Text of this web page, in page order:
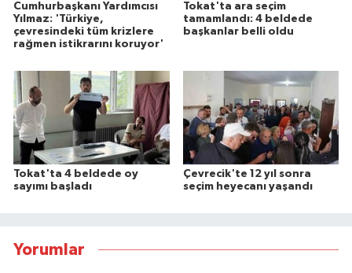
Cumhurbaşkanı Yardımcısı
Yılmaz: 'Türkiye,
çevresindeki tüm krizlere
rağmen istikrarını koruyor'
Tokat'ta ara seçim
tamamlandı: 4 beldede
başkanlar belli oldu
Tokat'ta 4 beldede oy
sayımı başladı
Çevrecik'te 12 yıl sonra
seçim heyecanı yaşandı
Yorumlar